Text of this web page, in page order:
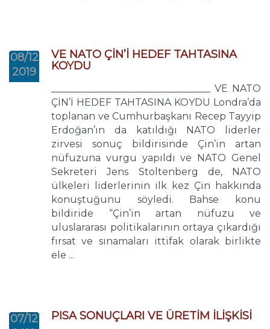
08/12
2019
VE NATO ÇİN’İ HEDEF TAHTASINA
KOYDU
_________________________________ VE NATO
ÇİN’İ HEDEF TAHTASINA KOYDU Londra’da
toplanan ve Cumhurbaşkanı Recep Tayyip
Erdoğan’ın da katıldığı NATO liderler
zirvesi sonuç bildirisinde Çin’in artan
nüfuzuna vurgu yapıldı ve NATO Genel
Sekreteri Jens Stoltenberg de, NATO
ülkeleri liderlerinin ilk kez Çin hakkında
konuştuğunu söyledi. Bahse konu
bildiride “Çin’in artan nüfuzu ve
uluslararası politikalarının ortaya çıkardığı
fırsat ve sınamaları ittifak olarak birlikte
ele ...
07/12
PISA SONUÇLARI VE ÜRETİM İLİŞKİSİ